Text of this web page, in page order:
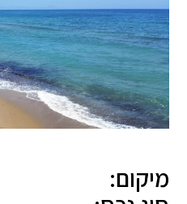
מיקום: